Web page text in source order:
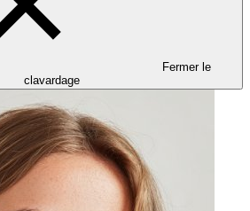
Fermer le
clavardage